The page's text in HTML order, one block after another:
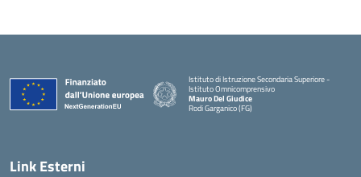
Istituto di Istruzione Secondaria Superiore -
Istituto Omnicomprensivo
Mauro Del Giudice
Rodi Garganico (FG)
— Visita la pagina iniziale della scuola
Link Esterni